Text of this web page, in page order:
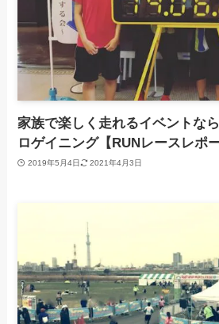
家族で楽しく走れるイベントな
ロゲイニング【RUNレースレポー
2019年5月4日 2021年4月3日